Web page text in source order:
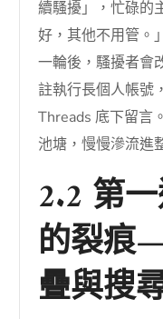
續騷擾」，忙碌的
好，其他不用管。
一輪後，騷擾者會
註執行長個人帳號
Threads 底下留言
池塘，慢慢滲流進
2.2 第
的裂痕
疊與搜